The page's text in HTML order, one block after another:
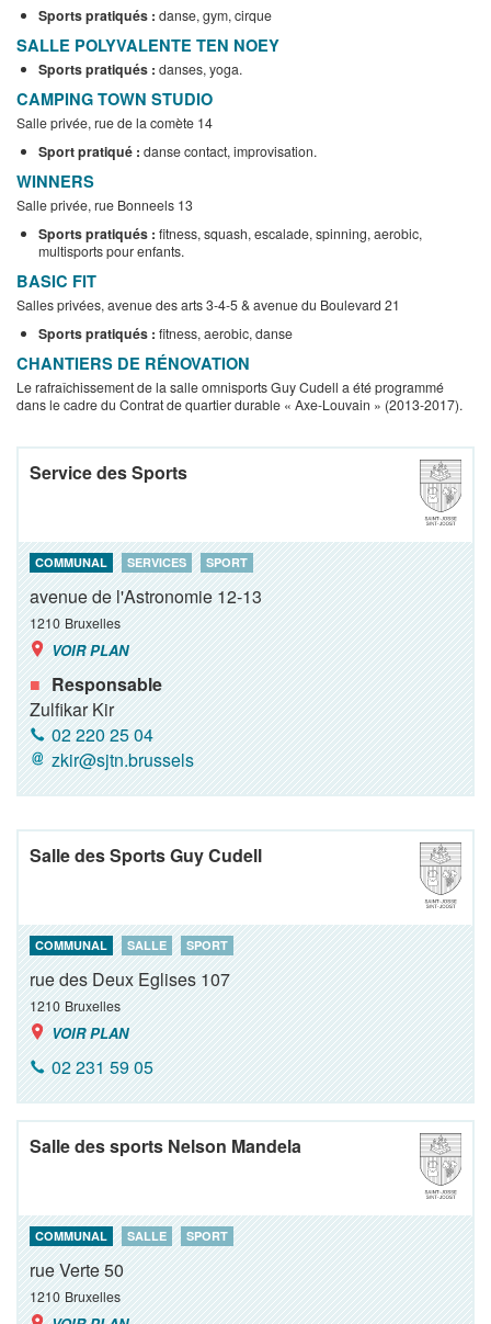
Sports pratiqués : danse, gym, cirque
SALLE POLYVALENTE TEN NOEY
Sports pratiqués : danses, yoga.
CAMPING TOWN STUDIO
Salle privée, rue de la comète 14
Sport pratiqué : danse contact, improvisation.
WINNERS
Salle privée, rue Bonneels 13
Sports pratiqués : fitness, squash, escalade, spinning, aerobic,
multisports pour enfants.
BASIC FIT
Salles privées, avenue des arts 3-4-5 & avenue du Boulevard 21
Sports pratiqués : fitness, aerobic, danse
CHANTIERS DE RÉNOVATION
Le rafraîchissement de la salle omnisports Guy Cudell a été programmé
dans le cadre du Contrat de quartier durable « Axe-Louvain » (2013-2017).
Service des Sports
COMMUNAL SERVICES SPORT
avenue de l'Astronomie 12-13
1210 Bruxelles
VOIR PLAN
Responsable
Zulfikar Kir
02 220 25 04
zkir@sjtn.brussels
Salle des Sports Guy Cudell
COMMUNAL SALLE SPORT
rue des Deux Eglises 107
1210 Bruxelles
VOIR PLAN
02 231 59 05
Salle des sports Nelson Mandela
COMMUNAL SALLE SPORT
rue Verte 50
1210 Bruxelles